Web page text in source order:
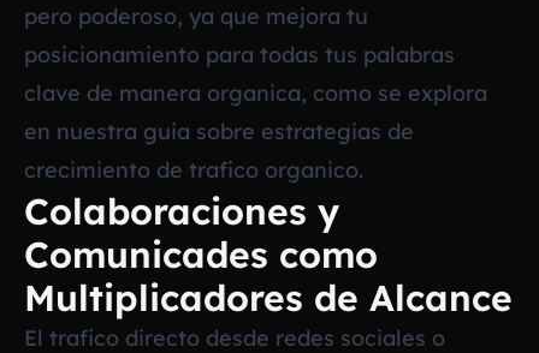
pero poderoso, ya que mejora tu
posicionamiento para todas tus palabras
clave de manera organica, como se explora
en nuestra guia sobre estrategias de
crecimiento de trafico organico.
Colaboraciones y
Comunicades como
Multiplicadores de Alcance
El trafico directo desde redes sociales o